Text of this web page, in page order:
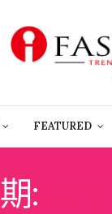
FEATURED
: